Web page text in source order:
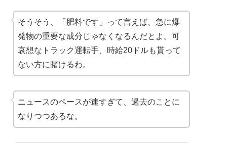
そうそう、「肥料です」って言えば、急に爆
発物の重要な成分じゃなくなるんだとよ。可
哀想なトラック運転手、時給20ドルも貰って
ない方に賭けるわ。
ニュースのペースが速すぎて、過去のことに
なりつつあるな。